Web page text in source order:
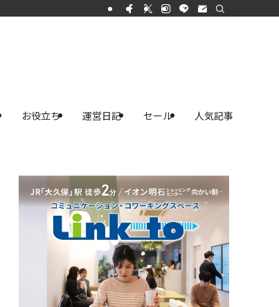
お役立ち 運営日記 セール 人気記事